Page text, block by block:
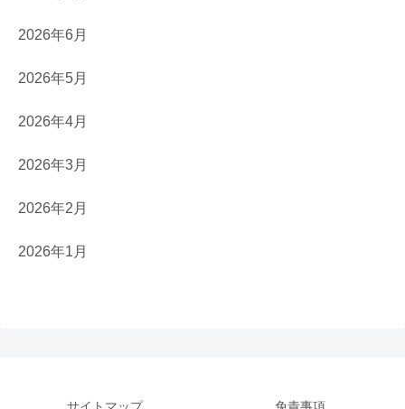
2026年6月
2026年5月
2026年4月
2026年3月
2026年2月
2026年1月
サイトマップ 免責事項